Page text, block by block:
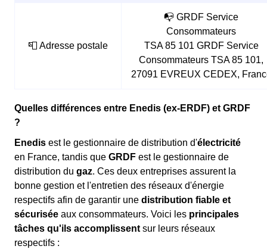
📮 Adresse postale
📭 GRDF Service
Consommateurs
TSA 85 101 GRDF Service
Consommateurs TSA 85 101,
27091 EVREUX CEDEX,
Quelles différences entre Enedis (ex-ERDF) et GRDF
?
Enedis est le gestionnaire de distribution d'électricité
en France, tandis que GRDF est le gestionnaire de
distribution du gaz. Ces deux entreprises assurent la
bonne gestion et l'entretien des réseaux d'énergie
respectifs afin de garantir une distribution fiable et
sécurisée aux consommateurs. Voici les principales
tâches qu'ils accomplissent sur leurs réseaux
respectifs :